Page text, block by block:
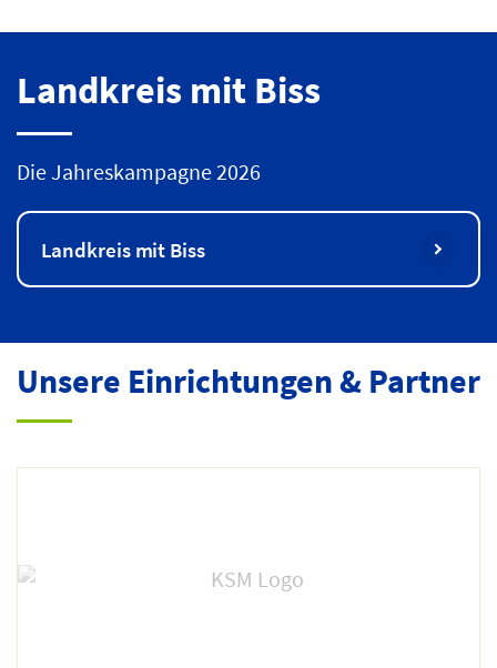
Landkreis mit Biss
Die Jahreskampagne 2026
Landkreis mit Biss
Unsere Einrichtungen & Partner